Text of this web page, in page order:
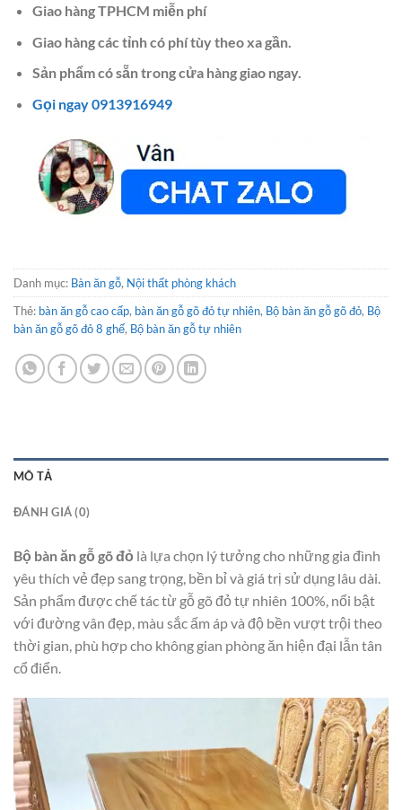
Giao hàng TPHCM miễn phí
Giao hàng các tỉnh có phí tùy theo xa gần.
Sản phẩm có sẵn trong cửa hàng giao ngay.
Gọi ngay 0913916949
Danh mục: Bàn ăn gỗ, Nội thất phòng khách
Thẻ: bàn ăn gỗ cao cấp, bàn ăn gỗ gõ đỏ tự nhiên, Bộ bàn ăn gỗ gõ đỏ, Bộ
bàn ăn gỗ gõ đỏ 8 ghế, Bộ bàn ăn gỗ tự nhiên
MÔ TẢ
ĐÁNH GIÁ (0)
Bộ bàn ăn gỗ gõ đỏ là lựa chọn lý tưởng cho những gia đình
yêu thích vẻ đẹp sang trọng, bền bỉ và giá trị sử dụng lâu dài.
Sản phẩm được chế tác từ gỗ gõ đỏ tự nhiên 100%, nổi bật
với đường vân đẹp, màu sắc ấm áp và độ bền vượt trội theo
thời gian, phù hợp cho không gian phòng ăn hiện đại lẫn tân
cổ điển.